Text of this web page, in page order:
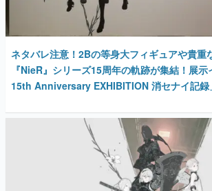
ネタバレ注意！2Bの等身大フィギュアや貴重
『NieR』シリーズ15周年の軌跡が集結！展
15th Anniversary EXHIBITION 消セナイ記録